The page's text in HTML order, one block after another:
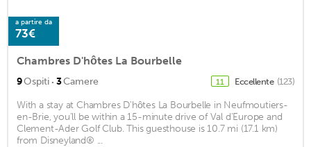
a partire da
73€
Chambres D'hôtes La Bourbelle
9Ospiti · 3Camere 11 Eccellente (123)
With a stay at Chambres D'hôtes La Bourbelle in Neufmoutiers-
en-Brie, you'll be within a 15-minute drive of Val d'Europe and
Clement-Ader Golf Club. This guesthouse is 10.7 mi (17.1 km)
from Disneyland® ...